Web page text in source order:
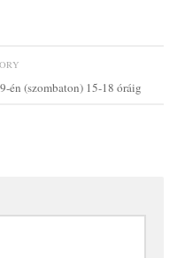
én (szombaton) 15-18 óráig